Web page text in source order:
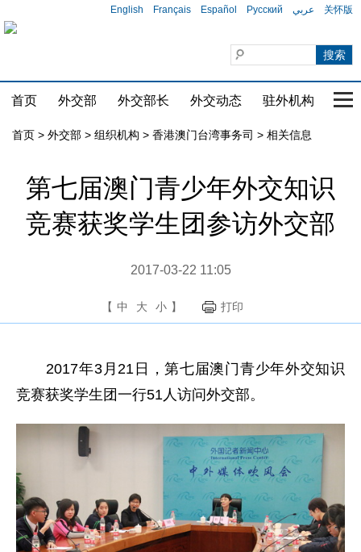
English Français Español Русский عربي 关怀版
首页 外交部 外交部长 外交动态 驻外机构 国
首页 > 外交部 > 组织机构 > 香港澳门台湾事务司 > 相关信息
第七届澳门青少年外交知识
竞赛获奖学生团参访外交部
2017-03-22 11:05
【 中 大 小 】 打印
2017年3月21日，第七届澳门青少年外交知识
竞赛获奖学生团一行51人访问外交部。